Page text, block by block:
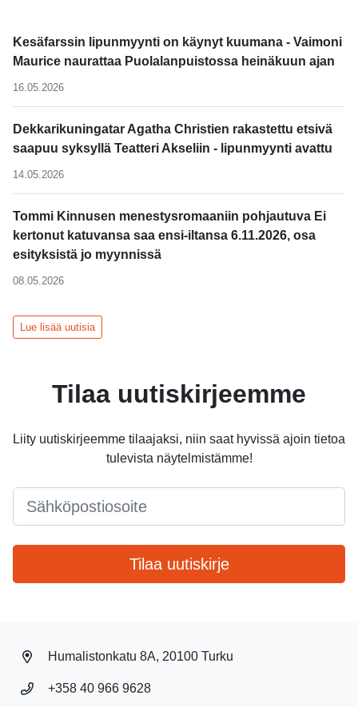
Kesäfarssin lipunmyynti on käynyt kuumana - Vaimoni
Maurice naurattaa Puolalanpuistossa heinäkuun ajan
16.05.2026
Dekkarikuningatar Agatha Christien rakastettu etsivä
saapuu syksyllä Teatteri Akseliin - lipunmyynti avattu
14.05.2026
Tommi Kinnusen menestysromaaniin pohjautuva Ei
kertonut katuvansa saa ensi-iltansa 6.11.2026, osa
esityksistä jo myynnissä
08.05.2026
Lue lisää uutisia
Tilaa uutiskirjeemme
Liity uutiskirjeemme tilaajaksi, niin saat hyvissä ajoin tietoa
tulevista näytelmistämme!
Tilaa uutiskirje
Humalistonkatu 8A, 20100 Turku
+358 40 966 9628